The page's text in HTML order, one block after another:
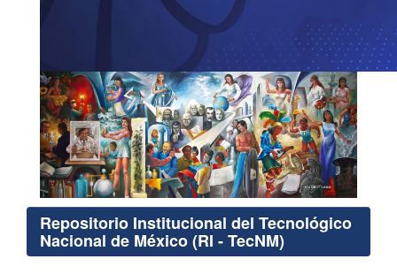
Repositorio Institucional del Tecnológico
Nacional de México (RI - TecNM)